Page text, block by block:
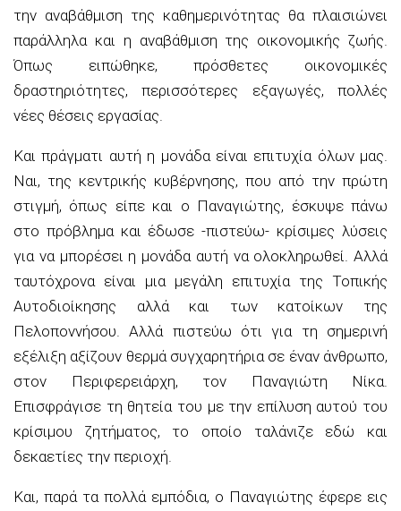
την αναβάθμιση της καθημερινότητας θα πλαισιώνει
παράλληλα και η αναβάθμιση της οικονομικής ζωής.
Όπως ειπώθηκε, πρόσθετες οικονομικές
δραστηριότητες, περισσότερες εξαγωγές, πολλές
νέες θέσεις εργασίας.
Και πράγματι αυτή η μονάδα είναι επιτυχία όλων μας.
Ναι, της κεντρικής κυβέρνησης, που από την πρώτη
στιγμή, όπως είπε και ο Παναγιώτης, έσκυψε πάνω
στο πρόβλημα και έδωσε -πιστεύω- κρίσιμες λύσεις
για να μπορέσει η μονάδα αυτή να ολοκληρωθεί. Αλλά
ταυτόχρονα είναι μια μεγάλη επιτυχία της Τοπικής
Αυτοδιοίκησης αλλά και των κατοίκων της
Πελοποννήσου. Αλλά πιστεύω ότι για τη σημερινή
εξέλιξη αξίζουν θερμά συγχαρητήρια σε έναν άνθρωπο,
στον Περιφερειάρχη, τον Παναγιώτη Νίκα.
Επισφράγισε τη θητεία του με την επίλυση αυτού του
κρίσιμου ζητήματος, το οποίο ταλάνιζε εδώ και
δεκαετίες την περιοχή.
Και, παρά τα πολλά εμπόδια, ο Παναγιώτης έφερε εις